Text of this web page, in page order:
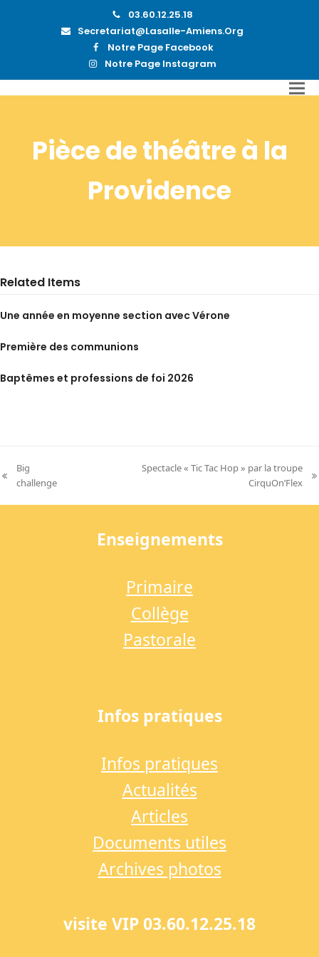
03.60.12.25.18
Secretariat@lasalle-Amiens.org
Notre Page Facebook
Notre Page Instagram
Pièce de théâtre à la
Providence
Related Items
Une année en moyenne section avec Vérone
Première des communions
Baptêmes et professions de foi 2026
previous
Big
challenge
Spectacle « Tic Tac Hop » par la troupe
CirquOn’Flex
Enseignements
Primaire
Collège
Pastorale
Infos pratiques
Infos pratiques
Actualités
Articles
Documents utiles
Archives photos
visite VIP 03.60.12.25.18